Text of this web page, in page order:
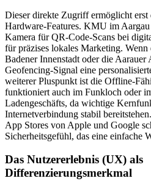
Dieser direkte Zugriff ermöglicht erst
Hardware-Features. KMU im
Kamera für QR-Code-Scans bei
für präzises lokales Marketing.
Badener Innenstadt oder die Aarauer
Geofencing-Signal eine
weiterer Pluspunkt ist die Offline-
funktioniert auch im Funkloch oder
Ladengeschäfts, da wichtige
Internetverbindung stabil
App Stores von Apple und Google
Sicherheitsgefühl, das eine einfache
Das Nutzererlebnis (UX) als
Differenzierungsmerkmal